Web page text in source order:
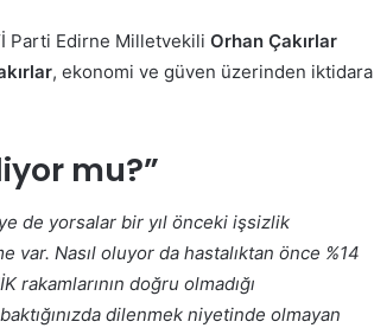
Parti Edirne Milletvekili Orhan Çakırlar
, ekonomi ve güven üzerinden iktidara
mu?”
de yorsalar bir yıl önceki işsizlik
var. Nasıl oluyor da hastalıktan önce %14
doğru olmadığı
dilenmek niyetinde olmayan